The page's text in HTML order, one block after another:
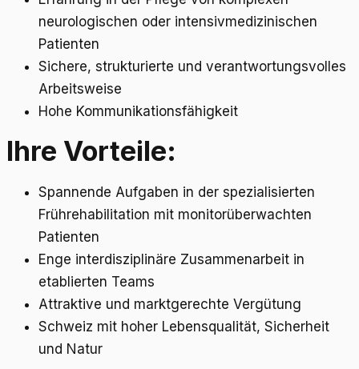
neurologischen oder intensivmedizinischen
Patienten
Sichere, strukturierte und verantwortungsvolles
Arbeitsweise
Hohe Kommunikationsfähigkeit
Ihre Vorteile:
Spannende Aufgaben in der spezialisierten
Frührehabilitation mit monitorüberwachten
Patienten
Enge interdisziplinäre Zusammenarbeit in
etablierten Teams
Attraktive und marktgerechte Vergütung
Schweiz mit hoher Lebensqualität, Sicherheit
und Natur